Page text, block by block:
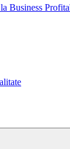
Business